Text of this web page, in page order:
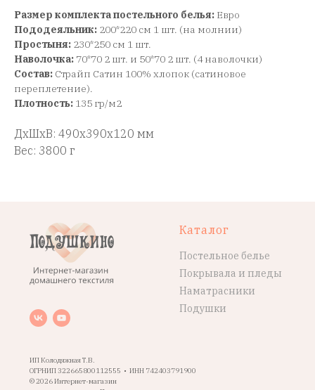
Размер комплекта постельного белья: Евро
Пододеяльник: 200*220 см 1 шт. (на молнии)
Простыня: 230*250 см 1 шт.
Наволочка: 70*70 2 шт. и 50*70 2 шт. (4 наволочки)
Состав: Страйп Сатин 100% хлопок (сатиновое
переплетение).
Плотность: 135 гр/м2
ДxШxВ: 490x390x120 мм
Вес: 3800 г
ИП Колодяжная Т.В.
ОГРНИП 322665800112555 • ИНН 742403791900
© 2026 Интернет-магазин
Каталог
Постельное белье
Покрывала и пледы
Наматрасники
Подушки